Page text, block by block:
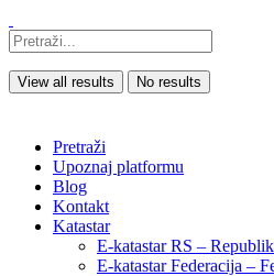
View all results No results
Pretraži
Upoznaj platformu
Blog
Kontakt
Katastar
E-katastar RS –
E-katastar Federacija –